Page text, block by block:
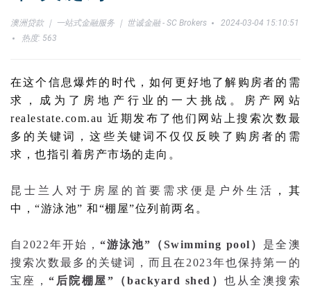
澳洲贷款 ｜ 一站式金融服务 ｜ 世诚金融 - SC Brokers
2024-03-04 15:10:51
热度: 563
在这个信息爆炸的时代，如何更好地了解购房者的需
求，成为了房地产行业的一大挑战。房产网站
realestate.com.au 近期发布了他们网站上搜索次数最
多的关键词，这些关键词不仅仅反映了购房者的需
求，也指引着房产市场的走向。
昆士兰人对于房屋的首要需求便是户外生活
，其
中，“游泳池” 和“棚屋”位列前两名。
自2022年开始， “游泳池”（Swimming pool） 是全澳
搜索次数最多的关键词，而且在2023年也保持第一的
宝座，“后院棚屋”（backyard shed ）也从全澳搜索